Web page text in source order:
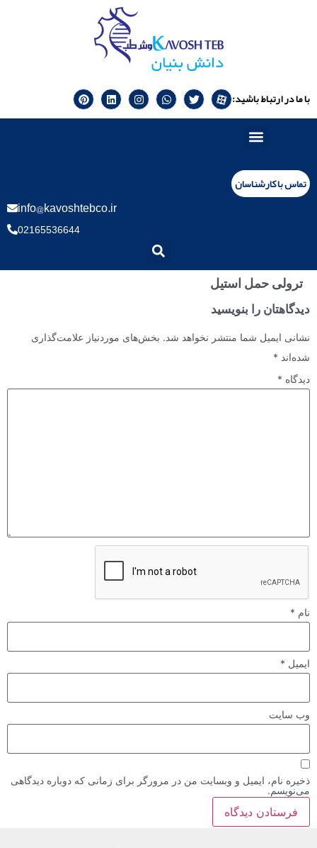
با ما در ارتباط باشید:
تماس با کارشناسان
info@kavoshtebco.ir
02165536644
ترولی حمل استیل
دیدگاهتان را بنویسید
نشانی ایمیل شما منتشر نخواهد شد. بخش‌های موردنیاز علامت‌گذاری
شده‌اند *
دیدگاه *
نام *
ایمیل *
وب‌ سایت
ذخیره نام، ایمیل و وبسایت من در مرورگر برای زمانی که دوباره دیدگاهی
می‌نویسم.